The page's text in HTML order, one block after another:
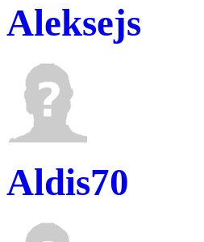
Aleksejs
Aldis70